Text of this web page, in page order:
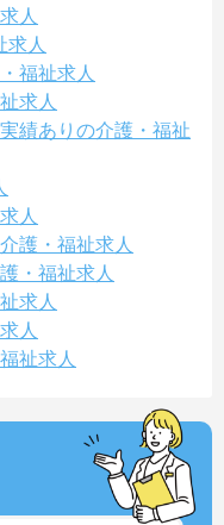
人
求人
福祉求人
求人
績ありの介護・福祉
人
護・福祉求人
・福祉求人
求人
人
祉求人